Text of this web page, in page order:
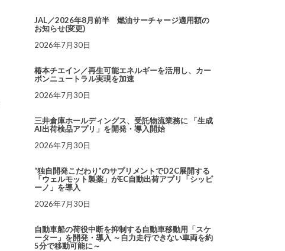
JAL／2026年8月前半 燃油サーチャージ適用額の
お知らせ(変更)
2026年7月30日
椿本チエイン／再生可能エネルギーを活用し、カー
ボンニュートラル実現を加速
2026年7月30日
三井倉庫ホールディングス、受託物流業務に 「生成
AI出荷検品アプリ」を開発・導入開始
2026年7月30日
“独自開発こだわり”のサプリメントでD2C展開する
「ウェルモット製薬」がEC自動出荷アプリ「シッピ
ーノ」を導入
2026年7月30日
自動車船の荷役中断を抑制する自動車移動用「スケ
ーター」を開発・導入 ～自力走行できない車両を約
5分で移動可能に～